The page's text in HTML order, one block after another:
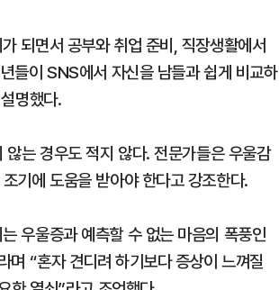
되면서 공부와 취업 준비, 직장생활에서
들이 SNS에서 자신을 남들과 쉽게 비교하
명했다.
는 경우도 적지 않다. 전문가들은 우울감
기에 도움을 받아야 한다고 강조한다.
우울증과 예측할 수 없는 마음의 폭풍인
“혼자 견디려 하기보다 증상이 느껴질